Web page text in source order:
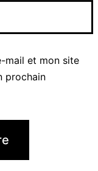
mail et mon site
prochain